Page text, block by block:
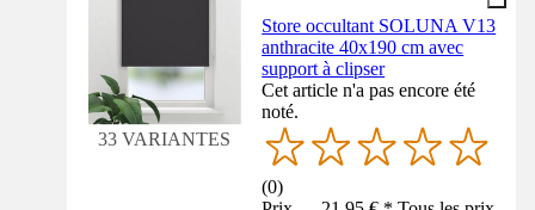
33 VARIANTES
Store occultant SOLUNA V13
anthracite 40x190 cm avec
support à clipser
Cet article n'a pas encore été
noté.
(0)